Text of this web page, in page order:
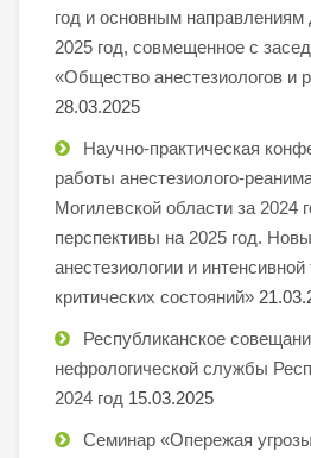
год и основным направлениям
2025 год, совмещенное с
«Общество анестезиологов и
28.03.2025
Научно-практическая
работы анестезиолого-
Могилевской области за 2024
перспективы на 2025 год.
анестезиологии и интенсивной
критических состояний»
Республиканское
нефрологической службы
2024 год 15.03.2025
Семинар «Опережая